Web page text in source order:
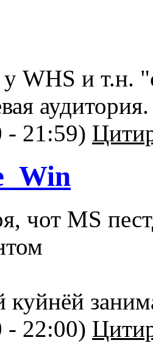
WHS и т.н.
- 21:59)
чот MS
куйнёй
- 22:00)